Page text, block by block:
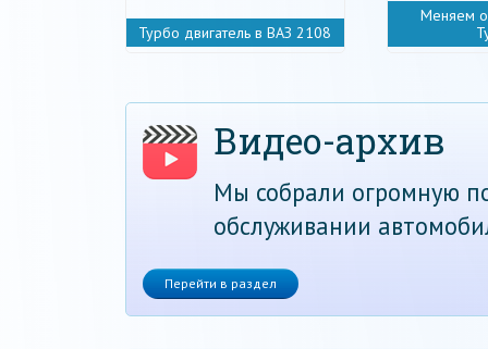
Турбо двигатель в ВАЗ 2108
Меняем
Видео-архив
Мы собрали огромную
обслуживании
Перейти в раздел